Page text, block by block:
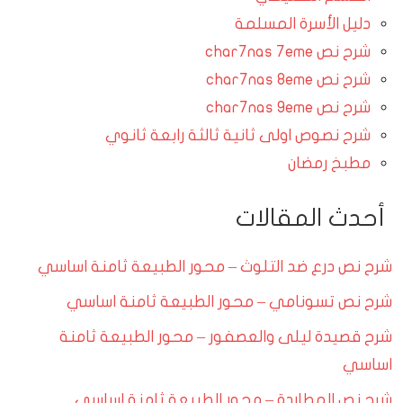
دليل الأسرة المسلمة
شرح نص char7nas 7eme
شرح نص char7nas 8eme
شرح نص char7nas 9eme
شرح نصوص اولى ثانية ثالثة رابعة ثانوي
مطبخ رمضان
أحدث المقالات
شرح نص درع ضد التلوث – محور الطبيعة ثامنة اساسي
شرح نص تسونامي – محور الطبيعة ثامنة اساسي
شرح قصيدة ليلى والعصفور – محور الطبيعة ثامنة
اساسي